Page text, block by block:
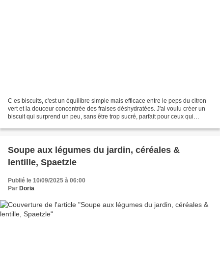
C es biscuits, c'est un équilibre simple mais efficace entre le peps du citron
vert et la douceur concentrée des fraises déshydratées. J'ai voulu créer un
biscuit qui surprend un peu, sans être trop sucré, parfait pour ceux qui
Soupe aux légumes du jardin, céréales &
lentille, Spaetzle
Publié le 10/09/2025 à 06:00
Par Doria